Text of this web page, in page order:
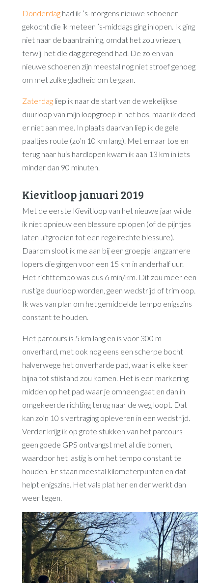
Donderdaghad ik ’s-morgens nieuwe schoenen
gekocht die ik meteen ’s-middags ging inlopen. Ik ging
niet naar de baantraining, omdat het zou vriezen,
terwijl het die dag geregend had. De zolen van
nieuwe schoenen zijn meestal nog niet stroef genoeg
om met zulke gladheid om te gaan.
Zaterdagliep ik naar de start van de wekelijkse
duurloop van mijn loopgroep in het bos, maar ik deed
er niet aan mee. In plaats daarvan liep ik de gele
paaltjes route (zo’n 10 km lang). Met ernaar toe en
terug naar huis hardlopen kwam ik aan 13 km in iets
minder dan 90 minuten.
Kievitloop januari 2019
Met de eerste Kievitloop van het nieuwe jaar wilde
ik niet opnieuw een blessure oplopen (of de pijntjes
laten uitgroeien tot een regelrechte blessure).
Daarom sloot ik me aan bij een groepje langzamere
lopers die gingen voor een 15 km in anderhalf uur.
Het richttempo was dus 6 min/km. Dit zou meer een
rustige duurloop worden, geen wedstrijd of trimloop.
Ik was van plan om het gemiddelde tempo enigszins
constant te houden.
Het parcours is 5 km lang en is voor 300 m
onverhard, met ook nog eens een scherpe bocht
halverwege het onverharde pad, waar ik elke keer
bijna tot stilstand zou komen. Het is een markering
midden op het pad waar je omheen gaat en dan in
omgekeerde richting terug naar de weg loopt. Dat
kan zo’n 10 s vertraging opleveren in een wedstrijd.
Verder krijg ik op grote stukken van het parcours
geen goede GPS ontvangst met al die bomen,
waardoor het lastig is om het tempo constant te
houden. Er staan meestal kilometerpunten en dat
helpt enigszins. Het vals plat her en der werkt dan
weer tegen.